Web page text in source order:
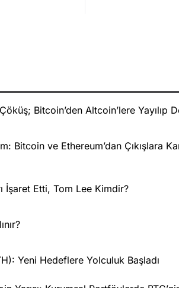
Bitcoin’den Altcoin’lere Yayılıp
Bitcoin ve Ethereum’dan Çıkışlara
İşaret Etti, Tom Lee Kimdir?
Yeni Hedeflere Yolculuk Başladı